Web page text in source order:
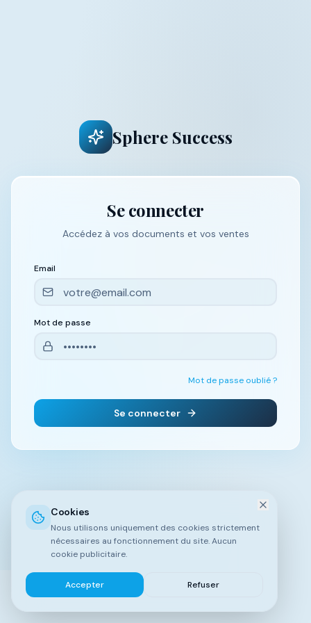
Sphere Success
Se connecter
Accédez à vos documents et vos ventes
Email
Mot de passe
Mot de passe oublié ?
Se connecter
Cookies
Nous utilisons uniquement des cookies strictement
nécessaires au fonctionnement du site. Aucun
cookie publicitaire.
Accepter Refuser